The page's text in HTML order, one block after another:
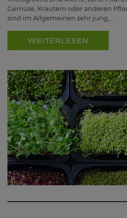
Gemüse, Kräutern oder anderen
sind im Allgemeinen sehr jung,…
WEITERLESEN